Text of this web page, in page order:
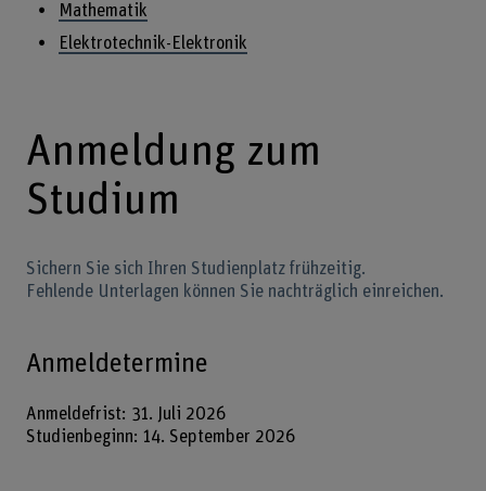
Mathematik
Elektrotechnik-Elektronik
Anmeldung zum
Studium
Sichern Sie sich Ihren Studienplatz frühzeitig.
Fehlende Unterlagen können Sie nachträglich einreichen.
Anmeldetermine
Anmeldefrist: 31. Juli 2026
Studienbeginn: 14. September 2026